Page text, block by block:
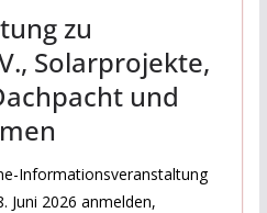
zu
Solarprojekte,
und
Informationsveranstaltung
Juni 2026 anmelden,